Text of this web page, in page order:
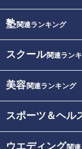
塾関連ランキング
スクール関連ラン
美容関連ランキング
スポーツ＆ヘル
ウエディング